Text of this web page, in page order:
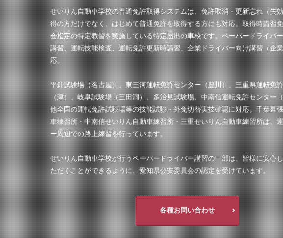
せいりん自動車学校の普通免許取得システムは、免許取消・更新忘れ（失
得の方だけでなく、はじめて普通免許を取得する方にも対応。取得時講習
会指定の特定教習を実施している特定届出の車校です。ペーパードライバ
講習、運転技能検査、運転免許更新時講習、企業ドライバー向け講習（企
応。
平針試験場（名古屋）、東三河運転免許センター（豊川）、三重県運転免
（津）、岐阜試験場（三田洞）、多治見試験場、中南信運転免許センター
他全国の運転免許試験場等の技能試験・外免切替実技確認に対応。千葉幕
車練習所・中南信せいりん自動車練習所・三重せいりん自動車練習所は、
ー周辺での路上練習を行っています。
せいりん自動車学校が行うペーパードライバー講習の一部は、皆様に安心
ただくことができるように、愛知県公安委員会の認定を受けています。
各種お問い合わせ